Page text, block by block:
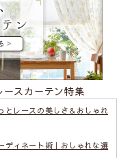
スカーテン特集
とレースの美しさ＆おしゃれ
ディネート術｜おしゃれな選